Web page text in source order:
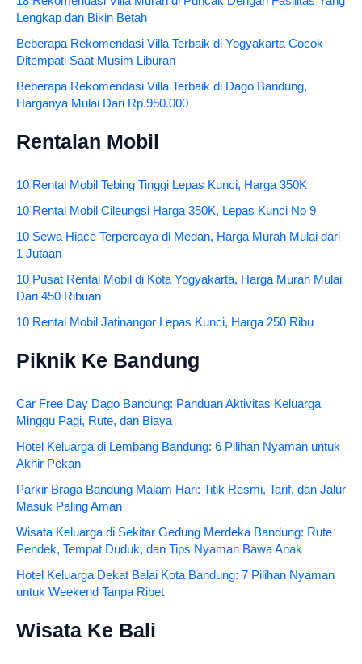
Lengkap dan Bikin Betah
Beberapa Rekomendasi Villa Terbaik di Yogyakarta Cocok
Ditempati Saat Musim Liburan
Beberapa Rekomendasi Villa Terbaik di Dago Bandung,
Harganya Mulai Dari Rp.950.000
Rentalan Mobil
10 Rental Mobil Tebing Tinggi Lepas Kunci, Harga 350K
10 Rental Mobil Cileungsi Harga 350K, Lepas Kunci No 9
10 Sewa Hiace Terpercaya di Medan, Harga Murah Mulai dari
1 Jutaan
10 Pusat Rental Mobil di Kota Yogyakarta, Harga Murah Mulai
Dari 450 Ribuan
10 Rental Mobil Jatinangor Lepas Kunci, Harga 250 Ribu
Piknik Ke Bandung
Car Free Day Dago Bandung: Panduan Aktivitas Keluarga
Minggu Pagi, Rute, dan Biaya
Hotel Keluarga di Lembang Bandung: 6 Pilihan Nyaman untuk
Akhir Pekan
Parkir Braga Bandung Malam Hari: Titik Resmi, Tarif, dan Jalur
Masuk Paling Aman
Wisata Keluarga di Sekitar Gedung Merdeka Bandung: Rute
Pendek, Tempat Duduk, dan Tips Nyaman Bawa Anak
Hotel Keluarga Dekat Balai Kota Bandung: 7 Pilihan Nyaman
untuk Weekend Tanpa Ribet
Wisata Ke Bali